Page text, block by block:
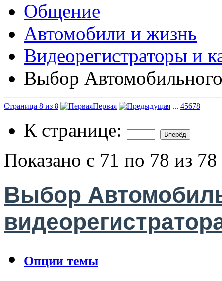
Общение
Автомобили и жизнь
Видеорегистраторы и
Выбор Автомобильного
Страница 8 из 8 Первая ... 45678
К странице:
Показано с 71 по 78 из 78
Выбор
Опции темы